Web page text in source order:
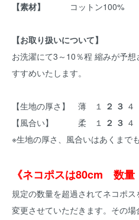
【素材】
コットン100%
【お取り扱いについて】
お洗濯にて3～10％程 縮みが予
すすめいたします。
【生地の厚さ】 薄 １ ２ ３
【風合い】 柔 １ ２ ３
※生地の厚さ、風合いはあくまで
《ネコポスは80cm 数量
規定の数量を超過されてネコポ
変更させていただきます。その